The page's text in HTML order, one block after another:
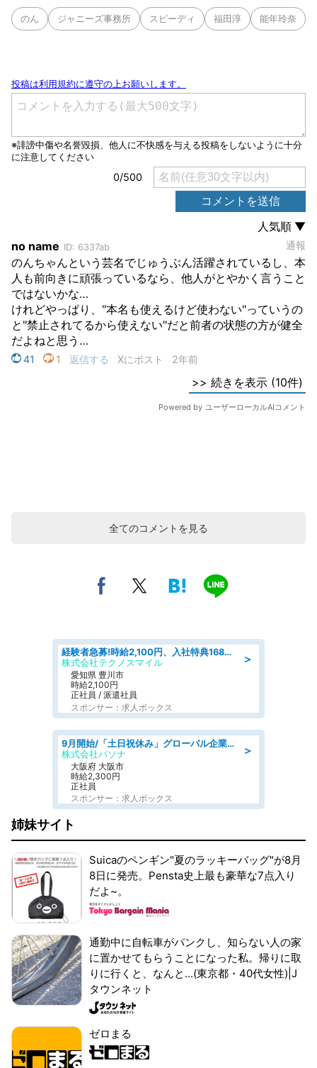
のん ジャニーズ事務所 スピーディ 福田淳 能年玲奈
全てのコメントを見る
＞
経験者急募!時給2,100円、入社特典168万円の自動車製造業務/トヨタ自動車/tutumi
株式会社テクノスマイル
愛知県 豊川市
時給2,100円
正社員 / 派遣社員
スポンサー：求人ボックス
＞
9月開始/「土日祝休み」グローバル企業での産業保健のお仕事/保健師/高時給/残業なし/服装自由
株式会社パソナ
大阪府 大阪市
時給2,300円
正社員
スポンサー：求人ボックス
姉妹サイト
Suicaのペンギン"夏のラッキーバッグ"が8月
8日に発売。Pensta史上最も豪華な7点入り
だよ~。
通勤中に自転車がパンクし、知らない人の家
に置かせてもらうことになった私。帰りに取
りに行くと、なんと...(東京都・40代女性)|J
タウンネット
ゼロまる